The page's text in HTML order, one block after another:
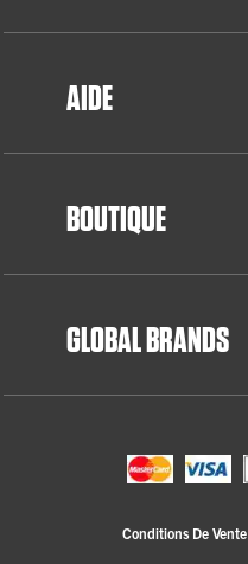
AIDE
BOUTIQUE
GLOBAL BRANDS
Conditions De Vente